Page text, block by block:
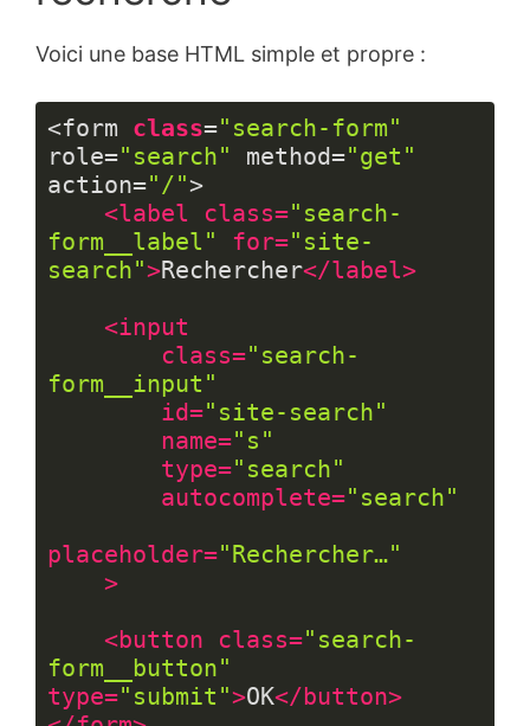
Voici une base HTML simple et propre :
<form class="search-form"
role="search" method="get"
action="/">
<label class="search-
form__label"
for="site-
search">Rechercher</label>
<input
class="search-
form__input"
id="site-search"
name="s"
type="search"
autocomplete="search"
placeholder="Rechercher…"
    >
<button class="search-
form__button"
type="submit">OK</button>